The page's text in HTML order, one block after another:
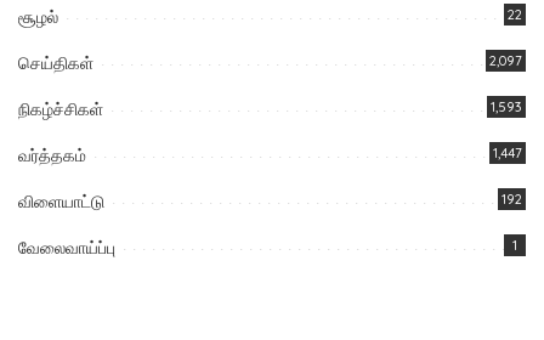
சூழல் 22
செய்திகள் 2,097
நிகழ்ச்சிகள் 1,593
வர்த்தகம் 1,447
விளையாட்டு 192
வேலைவாய்ப்பு 1